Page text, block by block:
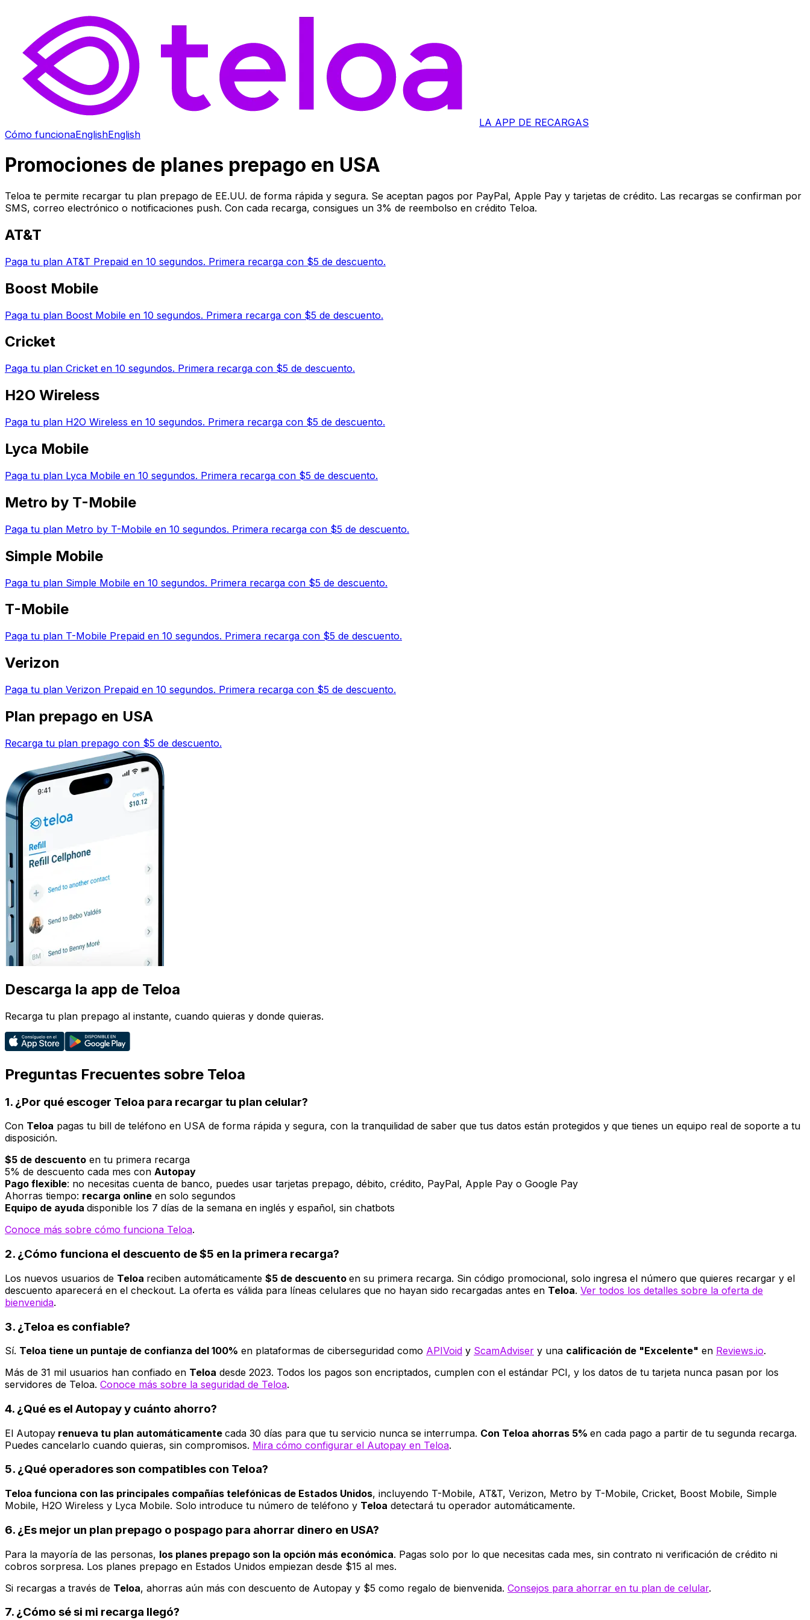
LA APP DE RECARGAS
Cómo funcionaEnglishEnglish
Promociones de planes prepago en USA
Teloa te permite recargar tu plan prepago de EE.UU. de forma rápida y segura. Se aceptan pagos por PayPal, Apple Pay y tarjetas de crédito. Las recargas se confirman por
SMS, correo electrónico o notificaciones push. Con cada recarga, consigues un 3% de reembolso en crédito Teloa.
AT&T
Paga tu plan AT&T Prepaid en 10 segundos. Primera recarga con $5 de descuento.
Boost Mobile
Paga tu plan Boost Mobile en 10 segundos. Primera recarga con $5 de descuento.
Cricket
Paga tu plan Cricket en 10 segundos. Primera recarga con $5 de descuento.
H2O Wireless
Paga tu plan H2O Wireless en 10 segundos. Primera recarga con $5 de descuento.
Lyca Mobile
Paga tu plan Lyca Mobile en 10 segundos. Primera recarga con $5 de descuento.
Metro by T-Mobile
Paga tu plan Metro by T-Mobile en 10 segundos. Primera recarga con $5 de descuento.
Simple Mobile
Paga tu plan Simple Mobile en 10 segundos. Primera recarga con $5 de descuento.
T-Mobile
Paga tu plan T-Mobile Prepaid en 10 segundos. Primera recarga con $5 de descuento.
Verizon
Paga tu plan Verizon Prepaid en 10 segundos. Primera recarga con $5 de descuento.
Plan prepago en USA
Recarga tu plan prepago con $5 de descuento.
Descarga la app de Teloa
Recarga tu plan prepago al instante, cuando quieras y donde quieras.
Preguntas Frecuentes sobre Teloa
1. ¿Por qué escoger Teloa para recargar tu plan celular?
Con Teloa pagas tu bill de teléfono en USA de forma rápida y segura, con la tranquilidad de saber que tus datos están protegidos y que tienes un equipo real de soporte a tu
disposición.
$5 de descuento en tu primera recarga
5% de descuento cada mes con Autopay
Pago flexible: no necesitas cuenta de banco, puedes usar tarjetas prepago, débito, crédito, PayPal, Apple Pay o Google Pay
Ahorras tiempo: recarga online en solo segundos
Equipo de ayuda disponible los 7 días de la semana en inglés y español, sin chatbots
Conoce más sobre cómo funciona Teloa.
2. ¿Cómo funciona el descuento de $5 en la primera recarga?
Los nuevos usuarios de Teloa reciben automáticamente $5 de descuento en su primera recarga. Sin código promocional, solo ingresa el número que quieres recargar y el
descuento aparecerá en el checkout. La oferta es válida para líneas celulares que no hayan sido recargadas antes en Teloa. Ver todos los detalles sobre la oferta de
bienvenida.
3. ¿Teloa es confiable?
Sí. Teloa tiene un puntaje de confianza del 100% en plataformas de ciberseguridad como APIVoid y ScamAdviser y una calificación de "Excelente" en Reviews.io.
Más de 31 mil usuarios han confiado en Teloa desde 2023. Todos los pagos son encriptados, cumplen con el estándar PCI, y los datos de tu tarjeta nunca pasan por los
servidores de Teloa. Conoce más sobre la seguridad de Teloa.
4. ¿Qué es el Autopay y cuánto ahorro?
El Autopay renueva tu plan automáticamente cada 30 días para que tu servicio nunca se interrumpa. Con Teloa ahorras 5% en cada pago a partir de tu segunda recarga.
Puedes cancelarlo cuando quieras, sin compromisos. Mira cómo configurar el Autopay en Teloa.
5. ¿Qué operadores son compatibles con Teloa?
Teloa funciona con las principales compañías telefónicas de Estados Unidos, incluyendo T-Mobile, AT&T, Verizon, Metro by T-Mobile, Cricket, Boost Mobile, Simple
Mobile, H2O Wireless y Lyca Mobile. Solo introduce tu número de teléfono y Teloa detectará tu operador automáticamente.
6. ¿Es mejor un plan prepago o pospago para ahorrar dinero en USA?
Para la mayoría de las personas, los planes prepago son la opción más económica. Pagas solo por lo que necesitas cada mes, sin contrato ni verificación de crédito ni
cobros sorpresa. Los planes prepago en Estados Unidos empiezan desde $15 al mes.
Si recargas a través de Teloa, ahorras aún más con descuento de Autopay y $5 como regalo de bienvenida. Consejos para ahorrar en tu plan de celular.
7. ¿Cómo sé si mi recarga llegó?